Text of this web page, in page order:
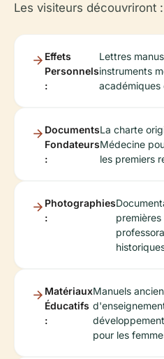
Les visiteurs découvriront :
Effets
Personnels
:
Lettres
instruments
académiques
Documents
Fondateurs
:
La charte
Médecine
les premiers
Photographies
:
Matériaux
Éducatifs
:
Manuels
pour les